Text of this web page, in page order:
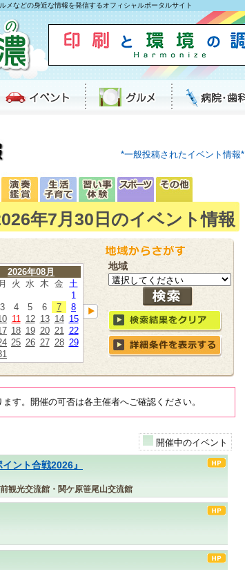
メなどの身近な情報を発信するオフィシャルポータルサイト
*一般投稿されたイベント情報*
年7月30日のイベント情報
2026年08月
月 火 水 木 金 土
1
3 4 5 6 7
8
11 12 13 14 15
18 19 20 21 22
25 26 27 28 29
地域
す。開催の可否は各主催者へご確認ください。
開催中のイベント
ント合戦2026』
観光交流館・関ケ原笹尾山交流館